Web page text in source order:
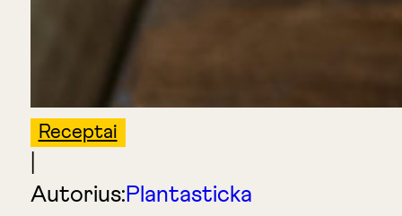
Receptai
Autorius:Plantasticka